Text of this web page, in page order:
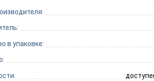
в упаковке: